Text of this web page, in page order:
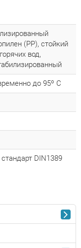
(РР), стойкий
вод,
до 95º С
DIN1389